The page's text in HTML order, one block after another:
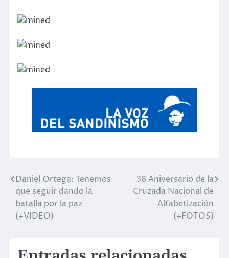
Navegación
de
entradas
Daniel Ortega: Tenemos
que seguir dando la
batalla por la paz
(+VIDEO)
38 Aniversario de la
Cruzada Nacional de
Alfabetización
(+FOTOS)